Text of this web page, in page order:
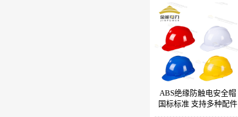
ABS绝缘防触电安全帽
国标标准 支持多种配件